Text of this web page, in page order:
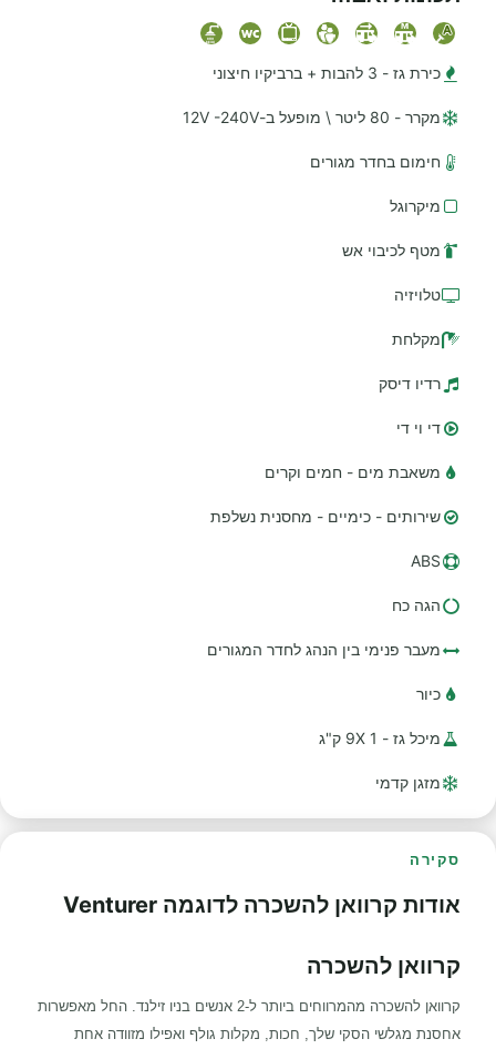
כירת גז - 3 להבות + ברביקיו חיצוני
מקרר - 80 ליטר \ מופעל ב-12V -240V
חימום בחדר מגורים
מיקרוגל
מטף לכיבוי אש
טלויזיה
מקלחת
רדיו דיסק
די וי די
משאבת מים - חמים וקרים
שירותים - כימיים - מחסנית נשלפת
ABS
הגה כח
מעבר פנימי בין הנהג לחדר המגורים
כיור
מיכל גז - 1 9X ק"ג
מזגן קדמי
סקירה
אודות קרוואן להשכרה לדוגמה Venturer
קרוואן להשכרה
קרוואן להשכרה מהמרווחים ביותר ל-2 אנשים בניו זילנד. החל מאפשרות
אחסנת מגלשי הסקי שלך, חכות, מקלות גולף ואפילו מזוודה אחת